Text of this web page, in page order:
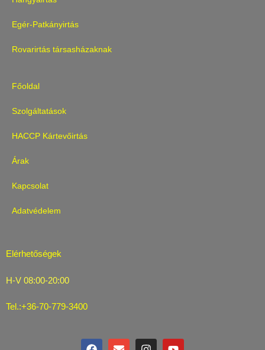
Egér-Patkányirtás
Rovarirtás társasházaknak
Főoldal
Szolgáltatások
HACCP Kártevőirtás
Árak
Kapcsolat
Adatvédelem
Elérhetőségek
H-V 08:00-20:00
Tel.:+36-70-779-3400